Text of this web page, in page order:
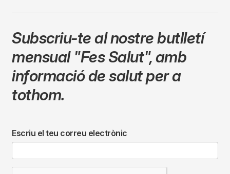
Subscriu-te al nostre butlletí
mensual "Fes Salut",amb
informació de salut per a
tothom.
Escriu el teu correu electrònic